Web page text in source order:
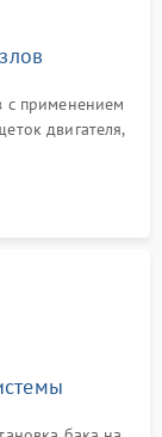
с применением
двигателя,